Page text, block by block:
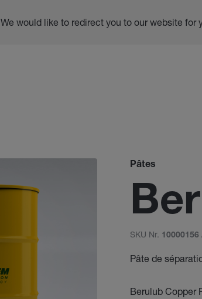
We would like to redirect you to our website for
Pâtes
SKU Nr. 10000156
Pâte de
Berulub Copper